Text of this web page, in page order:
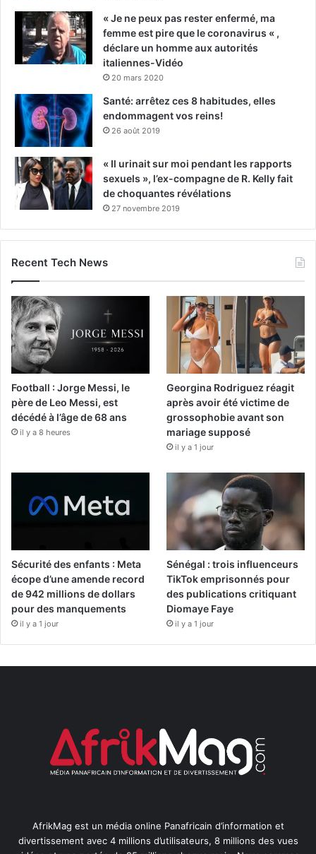
« Je ne peux pas rester enfermé, ma
femme est pire que le coronavirus « ,
déclare un homme aux autorités
italiennes-Vidéo
20 mars 2020
Santé: arrêtez ces 8 habitudes, elles
endommagent vos reins!
26 août 2019
« Il urinait sur moi pendant les rapports
sexuels », l’ex-compagne de R. Kelly fait
de choquantes révélations
27 novembre 2019
Recent Tech News
Football : Jorge Messi, le
père de Leo Messi, est
décédé à l’âge de 68 ans
il y a 8 heures
Georgina Rodriguez réagit
après avoir été victime de
grossophobie avant son
mariage supposé
il y a 1 jour
Sécurité des enfants : Meta
écope d’une amende record
de 942 millions de dollars
pour des manquements
il y a 1 jour
Sénégal : trois influenceurs
TikTok emprisonnés pour
des publications critiquant
Diomaye Faye
il y a 1 jour
AfrikMag est un média online Panafricain d’information et
divertissement avec 4 millions d’utilisateurs, 8 millions des vues